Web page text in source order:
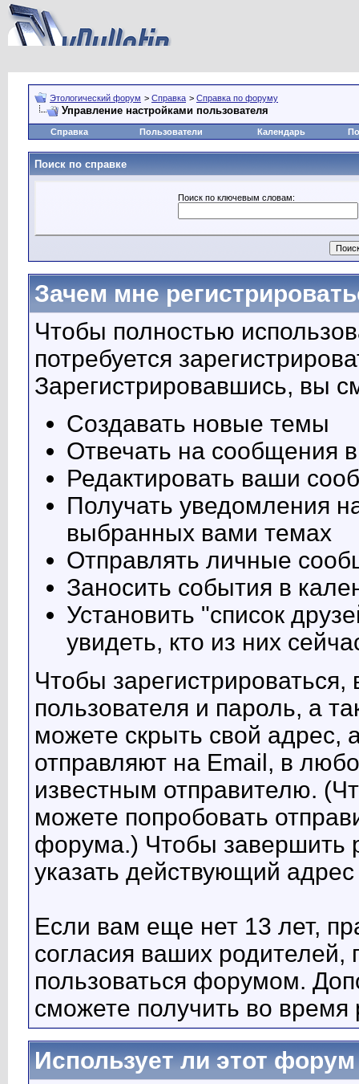
Этологический форум > Справка > Справка по форуму
Управление настройками пользователя
Справка Пользователи Календарь
Поиск по справке
Поиск по ключевым словам:
Зачем мне
Чтобы полностью
потребуется
Зарегистрировавшись, вы
Создавать новые темы
Отвечать на сообщения
Редактировать ваши
Получать уведомления
выбранных вами темах
Отправлять личные
Заносить события в
Установить "список
увидеть, кто из них
Чтобы
пользователя и пароль, а
можете скрыть свой адрес,
отправляют на Email, в
известным отправителю.
можете попробовать
форума.) Чтобы завершить
указать действующий
Если вам еще нет 13 лет,
согласия ваших
пользоваться форумом.
сможете получить во время
Использует ли этот